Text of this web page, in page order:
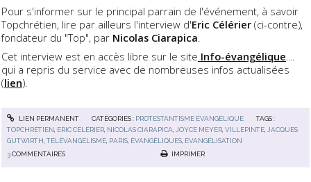
Pour s'informer sur le principal parrain de l'événement, à savoir
Topchrétien, lire par ailleurs l'interview d'Eric Célérier (ci-contre),
fondateur du "Top", par Nicolas Ciarapica
Cet interview est en accès libre sur le site Info-évangélique
qui a repris du service avec de nombreuses infos actualisées
(lien).
LIEN PERMANENT CATÉGORIES : PROTESTANTISME ÉVANGÉLIQUE
TAGS :
TOPCHRÉTIEN, ERIC CÉLÉRIER, NICOLAS CIARAPICA,JOYCE MEYER,VILLEPINTE,JACQUES
GUTWIRTH,TÉLÉVANGÉLISME, PARIS, ÉVANGÉLIQUES, ÉVANGÉLISATION
3COMMENTAIRES IMPRIMER